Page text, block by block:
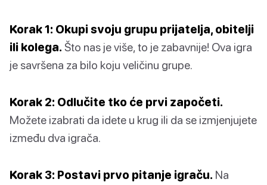
Korak 1: Okupi svoju grupu prijatelja, obitelji
ili kolega. Što nas je više, to je zabavnije! Ova igra
je savršena za bilo koju veličinu grupe.
Korak 2: Odlučite tko će prvi započeti.
Možete izabrati da idete u krug ili da se izmjenjujete
između dva igrača.
Korak 3: Postavi prvo pitanje igraču. Na